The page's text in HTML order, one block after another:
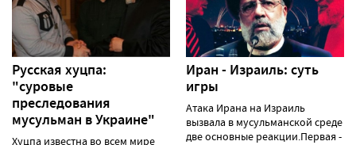
Русская хуцпа:
"суровые
преследования
мусульман в Украине"
Хуцпа известна во всем мире
Иран - Израиль: суть
игры
Атака Ирана на Израиль
вызвала в мусульманской среде
две основные реакции.Первая -